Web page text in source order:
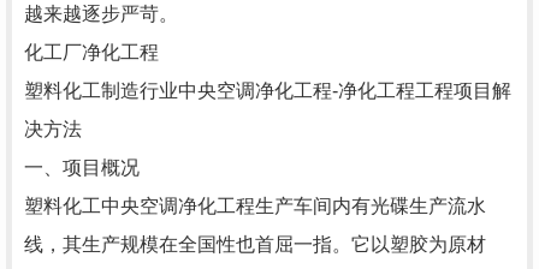
越来越逐步严苛。
化工厂净化工程
塑料化工制造行业中央空调净化工程-净化工程工程项目解
决方法
一、项目概况
塑料化工中央空调净化工程生产车间内有光碟生产流水
线，其生产规模在全国性也首屈一指。它以塑胶为原材